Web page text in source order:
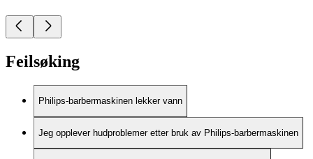
Feilsøking
Philips-barbermaskinen lekker vann
Jeg opplever hudproblemer etter bruk av Philips-barbermaskinen